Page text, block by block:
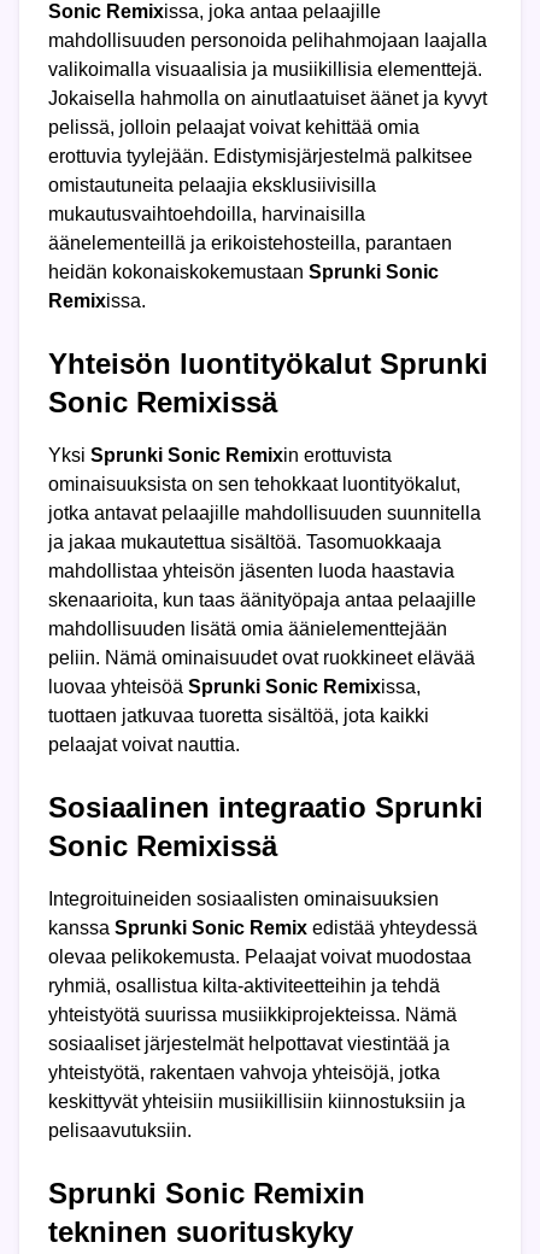
Sonic Remixissa, joka antaa pelaajille
mahdollisuuden personoida pelihahmojaan laajalla
valikoimalla visuaalisia ja musiikillisia elementtejä.
Jokaisella hahmolla on ainutlaatuiset äänet ja kyvyt
pelissä, jolloin pelaajat voivat kehittää omia
erottuvia tyylejään. Edistymisjärjestelmä palkitsee
omistautuneita pelaajia eksklusiivisilla
mukautusvaihtoehdoilla, harvinaisilla
äänelementeillä ja erikoistehosteilla, parantaen
heidän kokonaiskokemustaan Sprunki Sonic
Remixissa.
Yhteisön luontityökalut Sprunki
Sonic Remixissä
Yksi Sprunki Sonic Remixin erottuvista
ominaisuuksista on sen tehokkaat luontityökalut,
jotka antavat pelaajille mahdollisuuden suunnitella
ja jakaa mukautettua sisältöä. Tasomuokkaaja
mahdollistaa yhteisön jäsenten luoda haastavia
skenaarioita, kun taas äänityöpaja antaa pelaajille
mahdollisuuden lisätä omia äänielementtejään
peliin. Nämä ominaisuudet ovat ruokkineet elävää
luovaa yhteisöä Sprunki Sonic Remixissa,
tuottaen jatkuvaa tuoretta sisältöä, jota kaikki
pelaajat voivat nauttia.
Sosiaalinen integraatio Sprunki
Sonic Remixissä
Integroituineiden sosiaalisten ominaisuuksien
kanssa Sprunki Sonic Remix edistää yhteydessä
olevaa pelikokemusta. Pelaajat voivat muodostaa
ryhmiä, osallistua kilta-aktiviteetteihin ja tehdä
yhteistyötä suurissa musiikkiprojekteissa. Nämä
sosiaaliset järjestelmät helpottavat viestintää ja
yhteistyötä, rakentaen vahvoja yhteisöjä, jotka
keskittyvät yhteisiin musiikillisiin kiinnostuksiin ja
pelisaavutuksiin.
Sprunki Sonic Remixin
tekninen suorituskyky